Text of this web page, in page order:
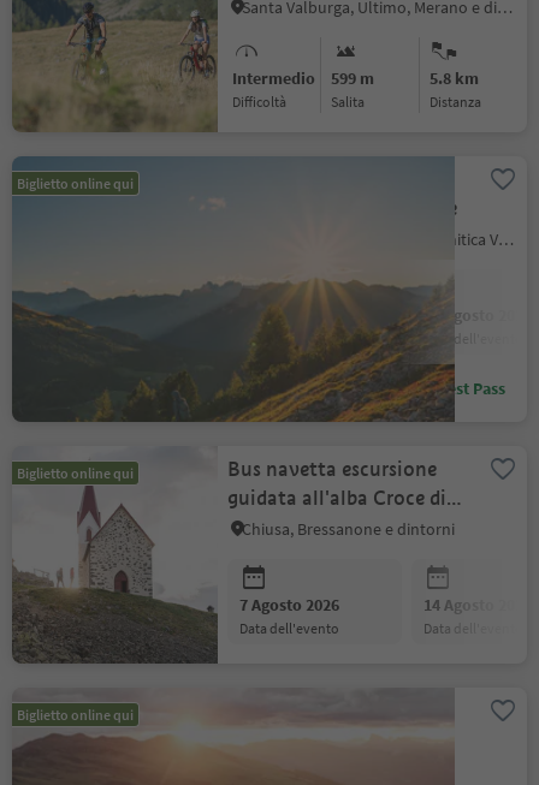
Posizione: Santa Valburga, Ultimo, Merano e dintorni
Difficoltà:
Intermedio
Difficoltà
salita:
599 m
Salita
distanza
5.8 km
distanza
Biglietto online qui
Catinaccio con colazione.
Nova Levante, Regione dolomitica Val d'Ega
7 Agosto 2026
data dell'evento
21 Agosto 2026
data dell'evento
Sconto con Alto Adige Guest Pass
Biglietto online qui
Bus navetta escursione
guidata all'alba Croce di
Lazfons.
Posizione:
Chiusa, Bressanone e dintorni
7 Agosto 2026
data dell'evento
14 Agosto 2026
data dell'evento
Biglietto online qui
all'alba Croce di Lazfons